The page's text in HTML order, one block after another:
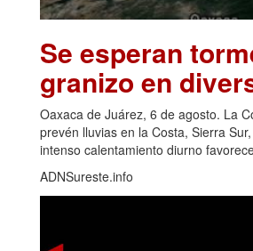
Se esperan
granizo en
Oaxaca de Juárez, 6 de agosto. La
prevén lluvias en la Costa, Sierra
intenso calentamiento diurno
ADNSureste.info